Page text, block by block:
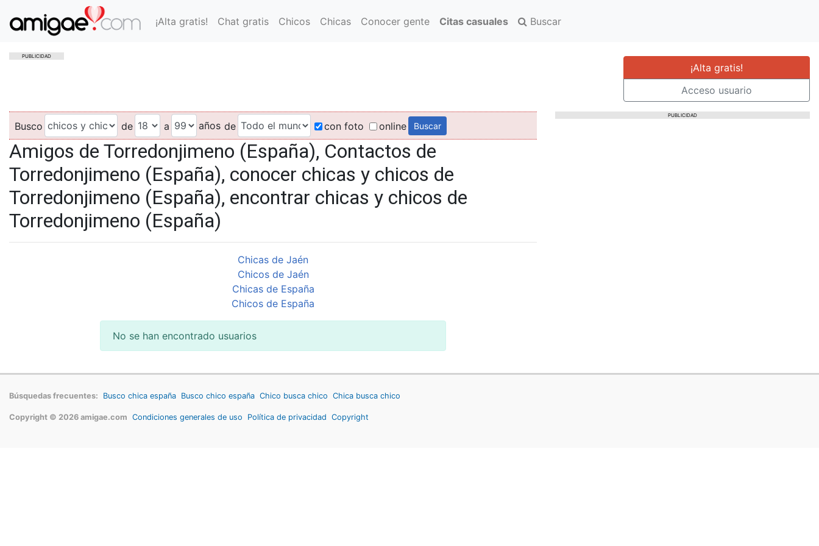
¡Alta gratis! Chat gratis Chicos Chicas Conocer gente Citas casuales Buscar
PUBLICIDAD
¡Alta gratis!
Acceso usuario
Busco de a años de con foto online
Amigos de Torredonjimeno (España), Contactos de
Torredonjimeno (España), conocer chicas y chicos de
Torredonjimeno (España), encontrar chicas y chicos de
Torredonjimeno (España)
Chicas de Jaén
Chicos de Jaén
Chicas de España
Chicos de España
No se han encontrado usuarios
PUBLICIDAD
Búsquedas frecuentes: Busco chica españa Busco chico españa Chico busca chico Chica busca chico
Copyright © 2026 amigae.com Condiciones generales de uso Política de privacidad Copyright